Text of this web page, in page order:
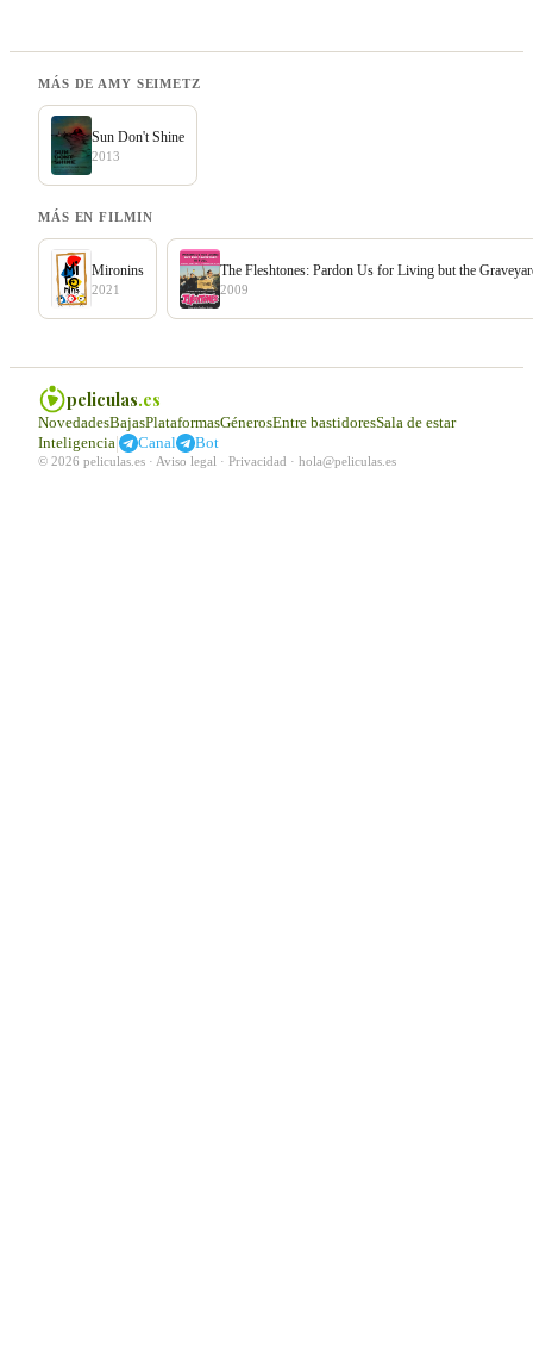
MÁS DE AMY SEIMETZ
Sun Don't Shine
2013
MÁS EN FILMIN
Mironins
2021
The Fleshtones: Pardon Us for Living but the
2009
peliculas.es
NovedadesBajasPlataformasGénerosEntre bastidoresSala de estar
Inteligencia| Canal Bot
© 2026 peliculas.es · Aviso legal · Privacidad · hola@peliculas.es